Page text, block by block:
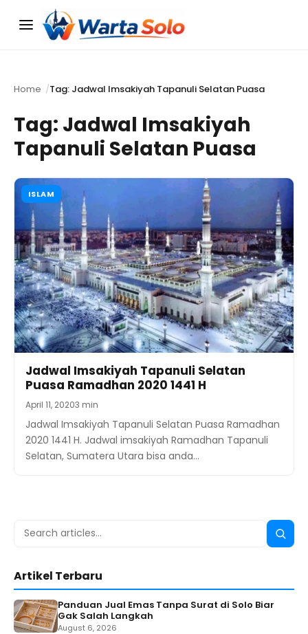
Menu
Home Tag: Jadwal Imsakiyah Tapanuli Selatan Puasa
Tag: Jadwal Imsakiyah
Tapanuli Selatan Puasa
ISLAM
Jadwal Imsakiyah Tapanuli Selatan
Puasa Ramadhan 2020 1441 H
April 11, 20203 min
Jadwal Imsakiyah Tapanuli Selatan Puasa Ramadhan
2020 1441 H. Jadwal imsakiyah Ramadhan Tapanuli
Selatan, Sumatera Utara bisa anda…
Search
Search
Artikel Terbaru
Panduan Jual Emas Tanpa Surat di Solo Biar
Gak Salah Langkah
August 6, 2026